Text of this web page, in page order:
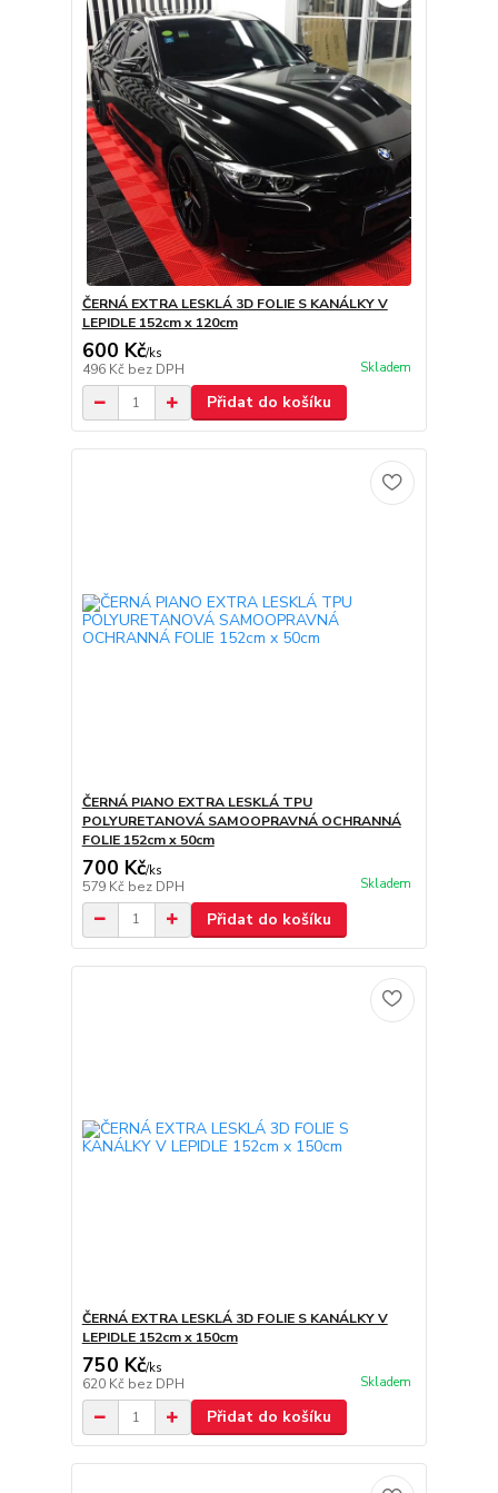
ČERNÁ EXTRA LESKLÁ 3D FOLIE S KANÁLKY V
LEPIDLE 152cm x 120cm
600 Kč/ks
496 Kč bez DPH Skladem
Přidat do košíku
ČERNÁ PIANO EXTRA LESKLÁ TPU
POLYURETANOVÁ SAMOOPRAVNÁ OCHRANNÁ
FOLIE 152cm x 50cm
700 Kč/ks
579 Kč bez DPH Skladem
Přidat do košíku
ČERNÁ EXTRA LESKLÁ 3D FOLIE S KANÁLKY V
LEPIDLE 152cm x 150cm
750 Kč/ks
620 Kč bez DPH Skladem
Přidat do košíku